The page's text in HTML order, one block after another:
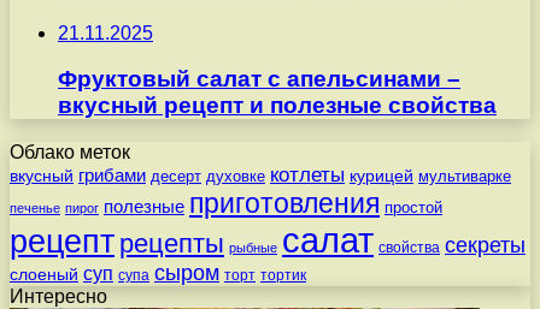
21.11.2025
Фруктовый салат с апельсинами –
вкусный рецепт и полезные свойства
Облако меток
вкусный грибами десерт духовке котлеты курицей мультиварке
печенье пирог полезные приготовления простой
рецепт рецепты рыбные салат свойства секреты
слоеный суп супа сыром торт тортик
Интересно